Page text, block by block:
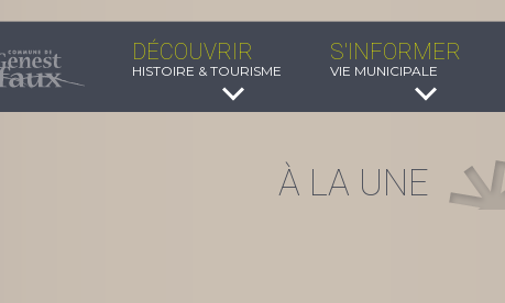
DÉCOUVRIR
HISTOIRE & TOURISME
S'INFORMER
VIE MUNICIPALE
À LA UNE